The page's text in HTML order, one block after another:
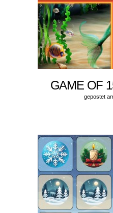
GAME OF
gepostet